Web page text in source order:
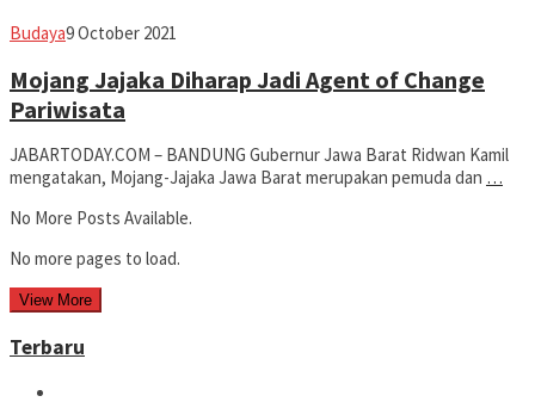
BudayaAvila
9 October 2021
Mojang Jajaka Diharap Jadi Agent of Change
Pariwisata
JABARTODAY.COM – BANDUNG Gubernur Jawa Barat Ridwan Kamil
mengatakan, Mojang-Jajaka Jawa Barat merupakan pemuda dan …
No More Posts Available.
No more pages to load.
View More
Terbaru